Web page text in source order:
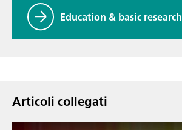
Education & basic research
Articoli collegati